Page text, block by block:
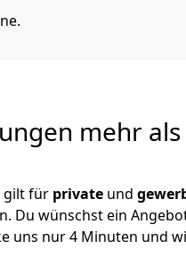
mehr als
gilt für private und
Du wünschst ein
uns nur 4 Minuten und